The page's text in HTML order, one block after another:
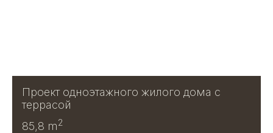
Проект одноэтажного жилого дома с
террасой
85,8 m2